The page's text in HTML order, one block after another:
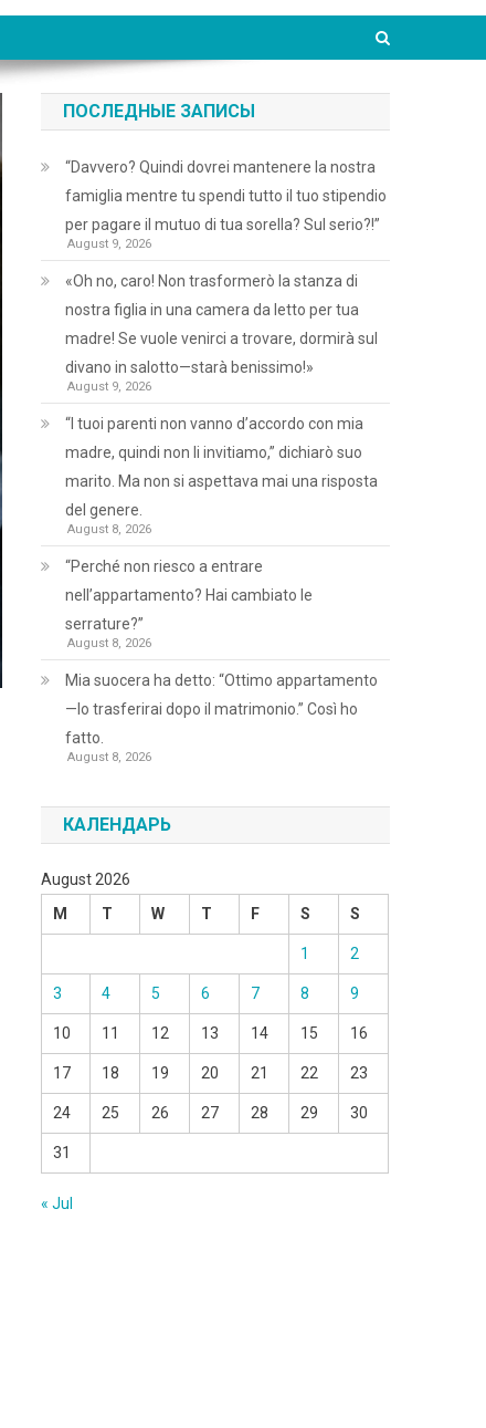
ПОСЛЕДНЫЕ ЗАПИСЫ
“Davvero? Quindi dovrei mantenere la nostra
famiglia mentre tu spendi tutto il tuo stipendio
per pagare il mutuo di tua sorella? Sul serio?!”
August 9, 2026
«Oh no, caro! Non trasformerò la stanza di
nostra figlia in una camera da letto per tua
madre! Se vuole venirci a trovare, dormirà sul
divano in salotto—starà benissimo!»
August 9, 2026
“I tuoi parenti non vanno d’accordo con mia
madre, quindi non li invitiamo,” dichiarò suo
marito. Ma non si aspettava mai una risposta
del genere.
August 8, 2026
“Perché non riesco a entrare
nell’appartamento? Hai cambiato le
serrature?”
August 8, 2026
Mia suocera ha detto: “Ottimo appartamento
—lo trasferirai dopo il matrimonio.” Così ho
fatto.
August 8, 2026
КАЛЕНДАРЬ
August 2026
M
T W T F S S
1 2
3 4 5 6 7 8 9
10 11 12 13 14 15 16
17 18 19 20 21 22 23
24 25 26 27 28 29 30
31
« Jul